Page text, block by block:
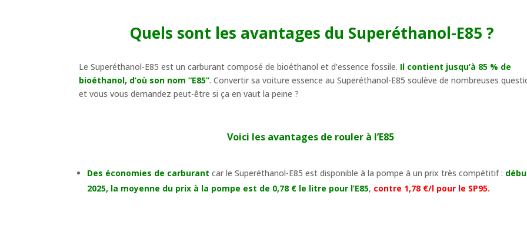
Quels sont les avantages du Superéthanol-E85 ?
Le Superéthanol-E85 est un carburant composé de bioéthanol et d’essence fossile. Il contient jusqu’à 85 % de
bioéthanol, d’où son nom “E85”. Convertir sa voiture essence au Superéthanol-E85 soulève de nombreuses
et vous vous demandez peut-être si ça en vaut la peine ?
Voici les avantages de rouler à l’E85
Des économies de carburant car le Superéthanol-E85 est disponible à la pompe à un prix très compétitif :
2025, la moyenne du prix à la pompe est de 0,78 € le litre pour l’E85, contre 1,78 €/l pour le SP95.